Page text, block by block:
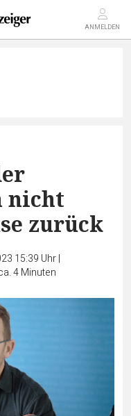
ANMELDEN
nicht
zurück
15:39 Uhr|
4 Minuten